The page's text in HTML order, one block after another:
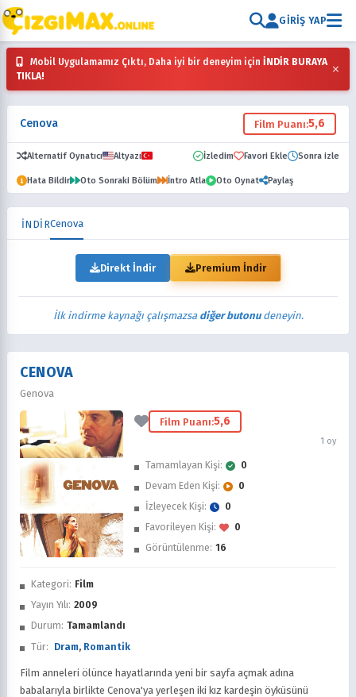
GIRIŞ YAP
Mobil Uygulamamız Çıktı, Daha iyi bir deneyim için İNDİR BURAYA
TIKLA!
×
Cenova Film Puanı:5,6
Alternatif Oynatıcı Altyazı İzledim Favori Ekle Sonra izle
Hata Bildir Oto Sonraki Bölüm İntro Atla Oto Oynat Paylaş
İNDİRCenova
Direkt İndir Premium İndir
İlk indirme kaynağı çalışmazsa diğer butonudeneyin.
CENOVA
Genova
Film Puanı:5,6
1 oy
Kategori: Film
Yayın Yılı: 2009
Durum: Tamamlandı
Tür: Dram, Romantik
Tamamlayan Kişi:
0
Devam Eden Kişi:
0
İzleyecek Kişi:
0
Favorileyen Kişi:
0
Görüntülenme: 16
Film anneleri ölünce hayatlarında yeni bir sayfa açmak adına
babalarıyla birlikte Cenova'ya yerleşen iki kız kardeşin öyküsünü